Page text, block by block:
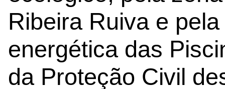
Ribeira Ruiva e
energética das
da Proteção Civil